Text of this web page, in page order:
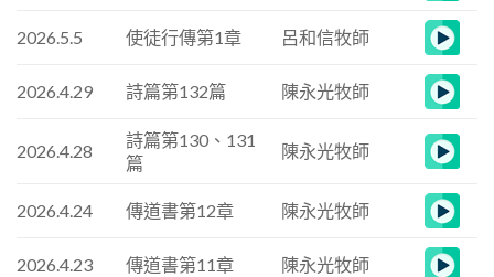
2026.5.5 使徒行傳第1章 呂和信牧師
2026.4.29 詩篇第132篇 陳永光牧師
2026.4.28
詩篇第130、131
篇
陳永光牧師
2026.4.24 傳道書第12章 陳永光牧師
2026.4.23 傳道書第11章 陳永光牧師